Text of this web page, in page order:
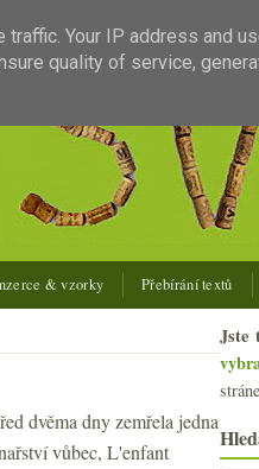
& vzorky Přebírání textů
dvěma dny zemřela jedna
vůbec, L'enfant
Jste
Your IP address and
quality of service,